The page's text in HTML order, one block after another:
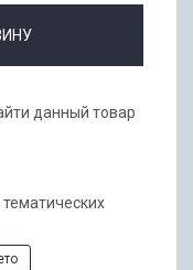
данный товар